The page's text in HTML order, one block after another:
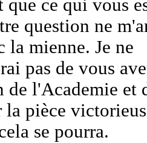
que ce qui vous
question ne
la mienne. Je ne
pas de vous
de l'Academie et
la pièce
se pourra.